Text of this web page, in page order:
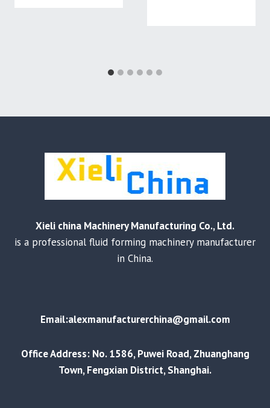
Xieli china Machinery Manufacturing Co., Ltd.
is a professional fluid forming machinery manufacturer
in China.
Email:alexmanufacturerchina@gmail.com
Office Address: No. 1586, Puwei Road, Zhuanghang
Town, Fengxian District, Shanghai.